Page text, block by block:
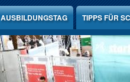
AUSBILDUNGSTAG TIPPS FÜR